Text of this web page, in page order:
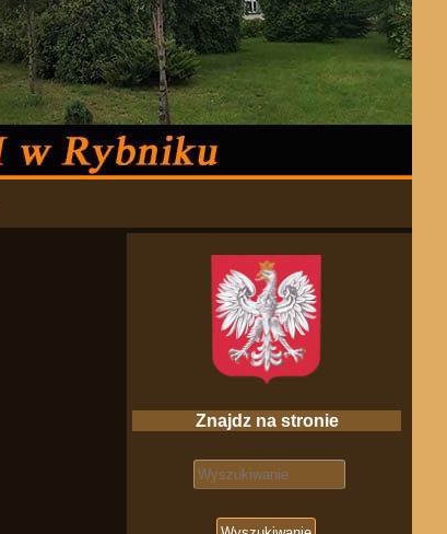
Znajdz na stronie
Search for: